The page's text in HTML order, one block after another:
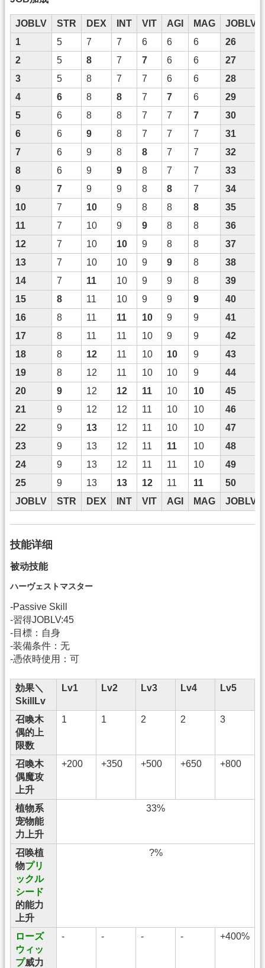
JOBLV STR DEX INT VIT AGI MAG
JOBLV
1
5 7 7 6 6 6
26
2
5 8 7 7 6 6
27
3
5 8 7 7 6 6
28
4
6 8 8 7 7 6
29
5
6 8 8 7 7 7
30
6
6 9 8 7 7 7
31
7
6 9 8 8 7 7
32
8
6 9 9 8 7 7
33
9
7 9 9 8 8 7
34
10
7 10 9 8 8 8
35
11
7 10 9 9 8 8
36
12
7 10 10 9 8 8
37
13
7 10 10 9 9 8
38
14
7 11 10 9 9 8
39
15
8 11 10 9 9 9
40
16
8 11 11 10 9 9
41
17
8 11 11 10 9 9
42
18
8 12 11 10 10 9
43
19
8 12 11 10 10 9
44
20
9 12 12 11 10 10
45
21
9 12 12 11 10 10
46
22
9 13 12 11 10 10
47
23
9 13 12 11 11 10
48
24
9 13 12 11 11 10
49
25
9 13 13 12 11 11
50
JOBLV
STR DEX INT VIT AGI MAG JOBLV
技能详细
被动技能
ハーヴェストマスター
-Passive Skill
-習得JOBLV:45
-目標：自身
-装備条件：无
-憑依時使用：可
効果＼
SkillLv
Lv1 Lv2 Lv3 Lv4 Lv5
召喚木
偶的上
限数
1 1 2 2 3
召喚木
偶魔攻
上升
+200 +350 +500 +650 +800
植物系
宠物能
力上升
33%
召唤植
物プリ
ックル
シード
的能力
上升
?%
ローズ
ウィッ
プ威力
- - - - +400%